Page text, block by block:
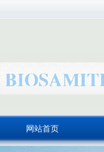
网站首页